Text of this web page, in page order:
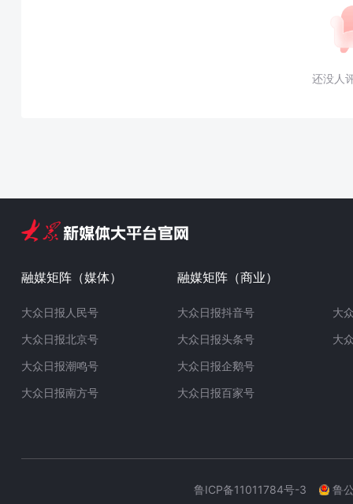
还没人
融媒矩阵（媒体）
大众日报人民号
大众日报北京号
大众日报潮鸣号
大众日报南方号
融媒矩阵（商业）
大众日报抖音号
大众日报头条号
大众日报企鹅号
大众日报百家号
大
大
鲁ICP备11011784号-3 鲁